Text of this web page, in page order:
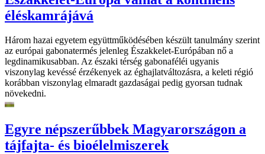
éléskamrájává
Három hazai egyetem együttműködésében készült tanulmány szerint
az európai gabonatermés jelenleg Északkelet-Európában nő a
legdinamikusabban. Az északi térség gabonaféléi ugyanis
viszonylag kevéssé érzékenyek az éghajlatváltozásra, a keleti régió
korábban viszonylag elmaradt gazdaságai pedig gyorsan tudnak
növekedni.
Egyre népszerűbbek Magyarországon a
tájfajta- és bioélelmiszerek